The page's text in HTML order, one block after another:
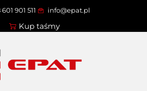
901 511 info@epat.pl
Kup taśmy